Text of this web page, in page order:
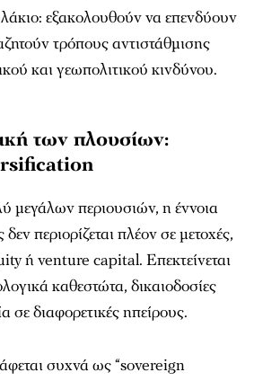
εξακολουθούν να επενδύουν
τρόπους αντιστάθμισης
και γεωπολιτικού κινδύνου.
των πλουσίων:
μεγάλων περιουσιών, η έννοια
περιορίζεται πλέον σε μετοχές,
ή venture capital. Επεκτείνεται
καθεστώτα, δικαιοδοσίες
σε διαφορετικές ηπείρους.
συχνά ως “sovereign